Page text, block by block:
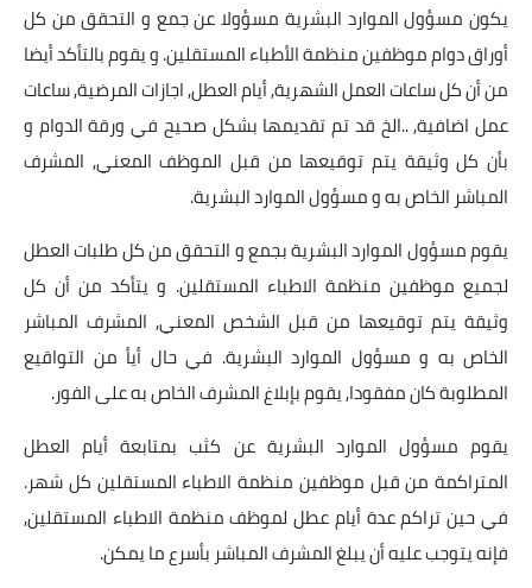
يكون مسؤول الموارد البشرية مسؤولا عن جمع و التحقق من كل
أوراق دوام موظفين منظمة الأطباء المستقلين. و يقوم بالتأكد أيضا
من أن كل ساعات العمل الشهرية, أيام العطل, اجازات المرضية, ساعات
عمل اضافية, ..الخ قد تم تقديمها بشكل صحيح في ورقة الدوام و
بأن كل وثيقة يتم توقيعها من قبل الموظف المعني, المشرف
المباشر الخاص به و مسؤول الموارد البشرية.
يقوم مسؤول الموارد البشرية بجمع و التحقق من كل طلبات العطل
لجميع موظفين منظمة الاطباء المستقلين. و يتأكد من أن كل
وثيقة يتم توقيعها من قبل الشخص المعني, المشرف المباشر
الخاص به و مسؤول الموارد البشرية. في حال أيأ من التواقيع
المطلوبة كان مفقودا, يقوم بإبلاغ المشرف الخاص به على الفور.
يقوم مسؤول الموارد البشرية عن كثب بمتابعة أيام العطل
المتراكمة من قبل موظفين منظمة الاطباء المستقلين كل شهر.
في حين تراكم عدة أيام عطل لموظف منظمة الاطباء المستقلين,
فإنه يتوجب عليه أن يبلغ المشرف المباشر بأسرع ما يمكن.